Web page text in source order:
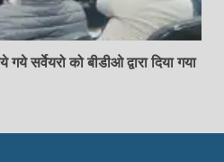
सर्वेयरो को बीडीओ द्वारा दिया गया